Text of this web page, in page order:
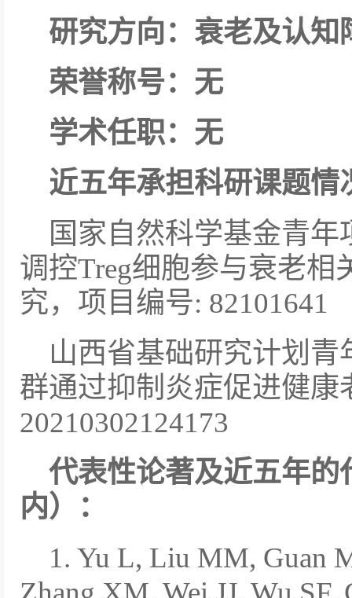
研究方向：衰老及认知
荣誉称号：无
学术任职：无
近五年承担科研课题情
国家自然科学基金青
调控Treg细胞参与衰老
究，项目编号: 82101641
山西省基础研究计划
群通过抑制炎症促进健康
20210302124173
代表性论著及近五年的
内）：
1. Yu L, Liu MM, Guan